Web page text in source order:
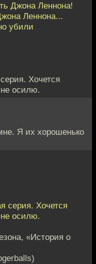
Джона Леннона!
Леннона...
убили
Хочется
осилю.
Я их хорошенько
серия. Хочется
осилю.
«История о